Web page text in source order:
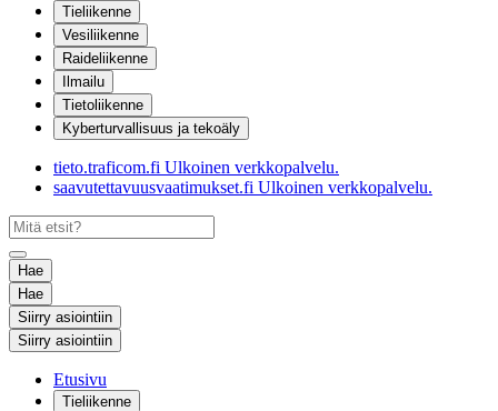
Tieliikenne
Vesiliikenne
Raideliikenne
Ilmailu
Tietoliikenne
Kyberturvallisuus ja tekoäly
tieto.traficom.fi Ulkoinen verkkopalvelu.
saavutettavuusvaatimukset.fi Ulkoinen verkkopalvelu.
Hae
Hae
Siirry asiointiin
Siirry asiointiin
Etusivu
Tieliikenne